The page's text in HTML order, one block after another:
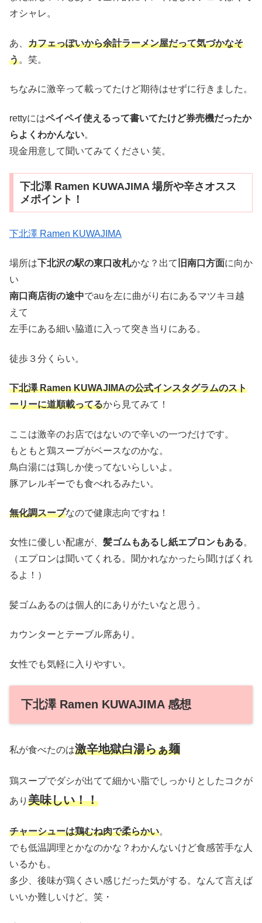
オシャレ。
あ、 カフェっぽいから余計ラーメン屋だって気づかなそ
う。笑。
ちなみに激辛って載ってたけど期待はせずに行きました。
rettyにはペイペイ使えるって書いてたけど券売機だったか
らよくわかんない。
現金用意して聞いてみてください 笑。
下北澤 Ramen KUWAJIMA 場所や辛さオスス
メポイント！
下北澤 Ramen KUWAJIMA
場所は 下北沢の駅の東口改札かな？出て 旧南口方面に向か
い
南口商店街の途中でauを左に曲がり右にあるマツキヨ越
えて
左手にある細い脇道に入って突き当りにある。
徒歩３分くらい。
下北澤 Ramen KUWAJIMAの公式インスタグラムのスト
ーリーに道順載ってるから見てみて！
ここは激辛のお店ではないので辛いの一つだけです。
もともと鶏スープがベースなのかな。
鳥白湯には鶏しか使ってないらしいよ。
豚アレルギーでも食べれるみたい。
無化調スープなので健康志向ですね！
女性に優しい配慮が、 髪ゴムもあるし紙エプロンもある。
（エプロンは聞いてくれる。聞かれなかったら聞けばくれ
るよ！）
髪ゴムあるのは個人的にありがたいなと思う。
カウンターとテーブル席あり。
女性でも気軽に入りやすい。
下北澤 Ramen KUWAJIMA 感想
私が食べたのは激辛地獄白湯らぁ麺
鶏スープでダシが出てて細かい脂でしっかりとしたコクが
あり 美味しい！！
チャーシューは鶏むね肉で柔らかい。
でも低温調理とかなのかな？わかんないけど食感苦手な人
いるかも。
多少、後味が鶏くさい感じだった気がする。なんて言えば
いいか難しいけど。笑・